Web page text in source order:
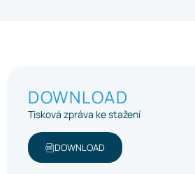
DOWNLOAD
Tisková zpráva ke stažení
DOWNLOAD